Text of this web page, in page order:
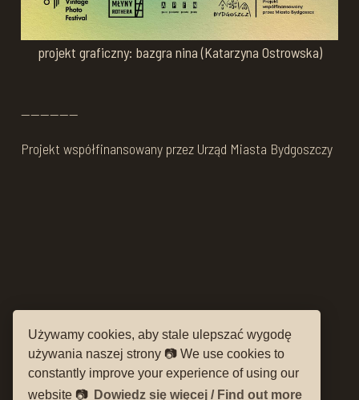
Używamy cookies, aby stale ulepszać wygodę
używania naszej strony 📷 We use cookies to
constantly improve your experience of using our
website 📷 Dowiedz się więcej / Find out more
projekt graficzny: bazgra nina (Katarzyna Ostrowska)
——————
Projekt współfinansowany przez Urząd Miasta Bydgoszczy
